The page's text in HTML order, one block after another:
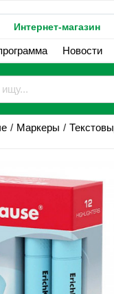
Интернет-магазин
Новости
Маркеры